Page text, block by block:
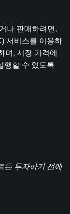
나 판매하려면,
서비스를 이용하
며, 시장 가격에
행할 수 있도록
든 투자하기 전에